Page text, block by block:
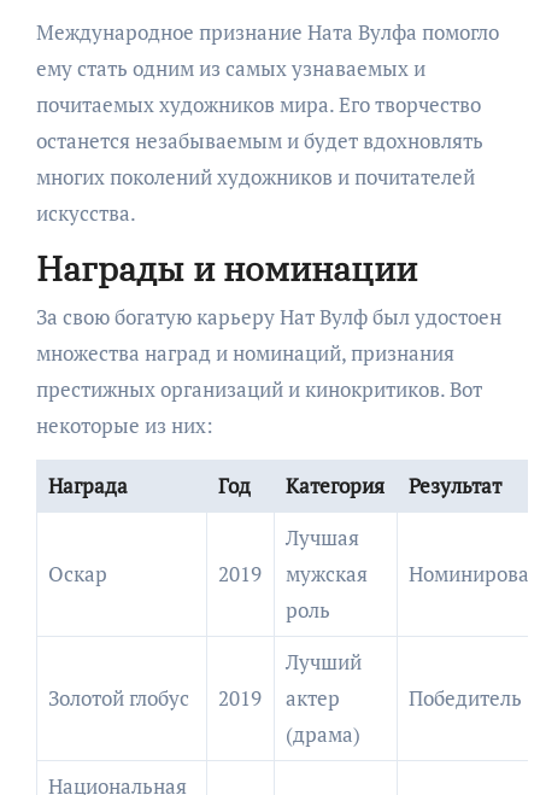
Международное признание Ната Вулфа помогло
ему стать одним из самых узнаваемых и
почитаемых художников мира. Его творчество
останется незабываемым и будет вдохновлять
многих поколений художников и почитателей
искусства.
Награды и номинации
За свою богатую карьеру Нат Вулф был удостоен
множества наград и номинаций, признания
престижных организаций и кинокритиков. Вот
некоторые из них:
Награда Год Категория Результат
Оскар 2019
Лучшая
мужская
роль
Номинирован
Золотой глобус 2019
Лучший
актер
(драма)
Победитель
Национальная